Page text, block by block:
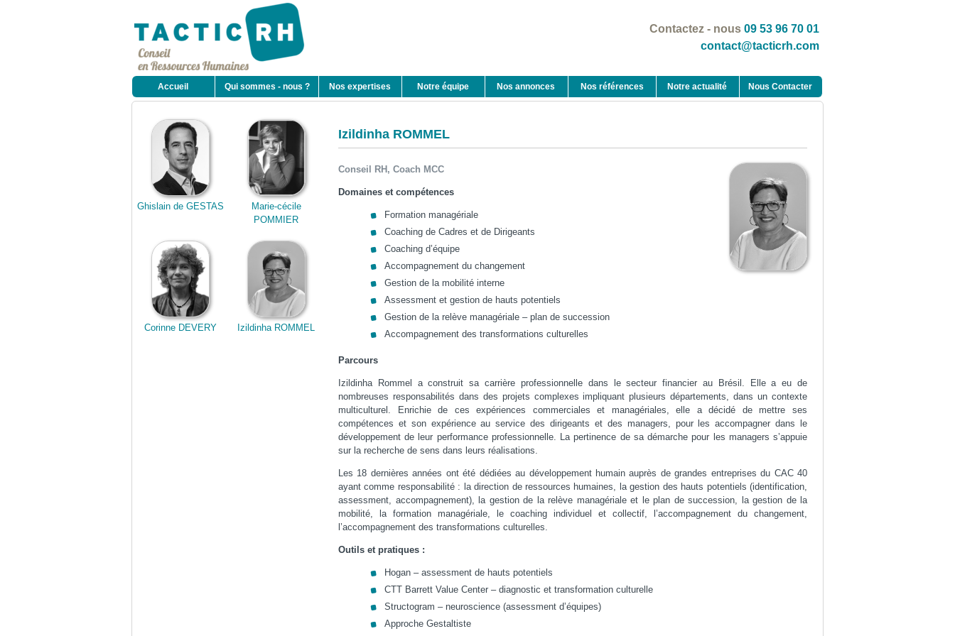
Ghislain de GESTAS
Marie-cécile
POMMIER
Corinne DEVERY Izildinha ROMMEL
Izildinha ROMMEL
Conseil RH, Coach MCC
Domaines et compétences
Formation managériale
Coaching de Cadres et de Dirigeants
Coaching d’équipe
Accompagnement du changement
Gestion de la mobilité interne
Assessment et gestion de hauts potentiels
Gestion de la relève managériale – plan de succession
Accompagnement des transformations culturelles
Parcours
Izildinha Rommel a construit sa carrière professionnelle dans le secteur financier au Brésil. Elle a eu de
nombreuses responsabilités dans des projets complexes impliquant plusieurs départements, dans un contexte
multiculturel. Enrichie de ces expériences commerciales et managériales, elle a décidé de mettre ses
compétences et son expérience au service des dirigeants et des managers, pour les accompagner dans le
développement de leur performance professionnelle. La pertinence de sa démarche pour les managers s’appuie
sur la recherche de sens dans leurs réalisations.
Les 18 dernières années ont été dédiées au développement humain auprès de grandes entreprises du CAC 40
ayant comme responsabilité : la direction de ressources humaines, la gestion des hauts potentiels (identification,
assessment, accompagnement), la gestion de la relève managériale et le plan de succession, la gestion de la
mobilité, la formation managériale, le coaching individuel et collectif, l’accompagnement du changement,
l’accompagnement des transformations culturelles.
Outils et pratiques :
Hogan – assessment de hauts potentiels
CTT Barrett Value Center – diagnostic et transformation culturelle
Structogram – neuroscience (assessment d’équipes)
Approche Gestaltiste
Contactez - nous 09 53 96 70 01
contact@tacticrh.com
Accueil Qui sommes - nous ? Nos expertises Notre équipe Nos annonces Nos références Notre actualité Nous Contacter